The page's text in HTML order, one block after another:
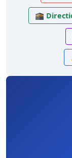
🕋